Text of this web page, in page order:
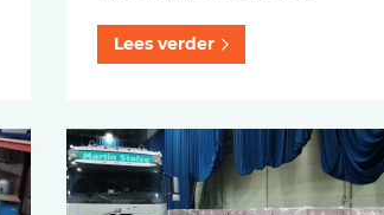
Lees verder